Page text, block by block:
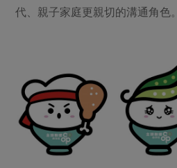
代、親子家庭更親切的溝通角色。